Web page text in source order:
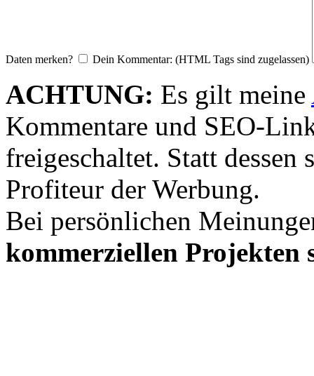
Daten merken? Dein Kommentar: (HTML Tags sind zugelassen)
ACHTUNG: Es gilt meine
Kommentare und SEO-
freigeschaltet. Statt dessen
Profiteur der Werbung.
Bei persönlichen
kommerziellen Projekten